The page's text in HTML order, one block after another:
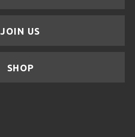
JOIN US
SHOP